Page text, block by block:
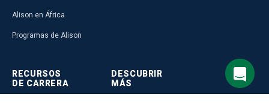
Alison en África
Programas de Alison
RECURSOS
DE CARRERA
DESCUBRIR
MÁS